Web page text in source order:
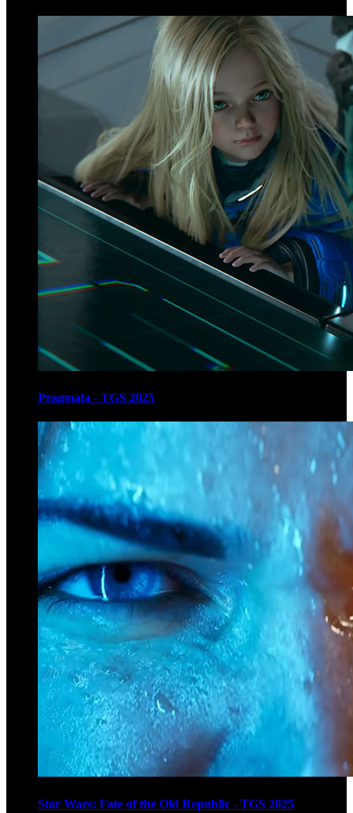
Pragmata - TGS 2025
Star Wars: Fate of the Old Republic - TGS 2025